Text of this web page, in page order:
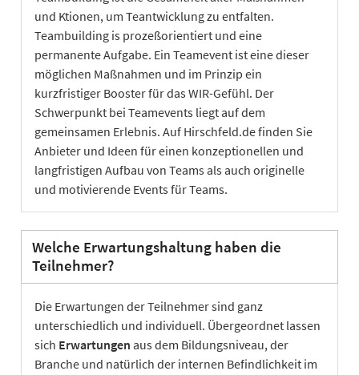
und Ktionen, um Teantwicklung zu entfalten.
Teambuilding is prozeßorientiert und eine
permanente Aufgabe. Ein Teamevent ist eine dieser
möglichen Maßnahmen und im Prinzip ein
kurzfristiger Booster für das WIR-Gefühl. Der
Schwerpunkt bei Teamevents liegt auf dem
gemeinsamen Erlebnis. Auf Hirschfeld.de finden Sie
Anbieter und Ideen für einen konzeptionellen und
langfristigen Aufbau von Teams als auch originelle
und motivierende Events für Teams.
Welche Erwartungshaltung haben die
Teilnehmer?
Die Erwartungen der Teilnehmer sind ganz
unterschiedlich und individuell. Übergeordnet lassen
sich Erwartungen aus dem Bildungsniveau, der
Branche und natürlich der internen Befindlichkeit im